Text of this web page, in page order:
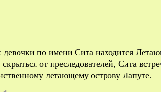
по имени Сита находится
от преследователей, Сита
летающему острову Лапуте.